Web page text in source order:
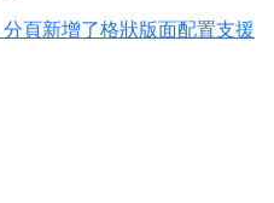
分頁新增了格狀版面配置支援